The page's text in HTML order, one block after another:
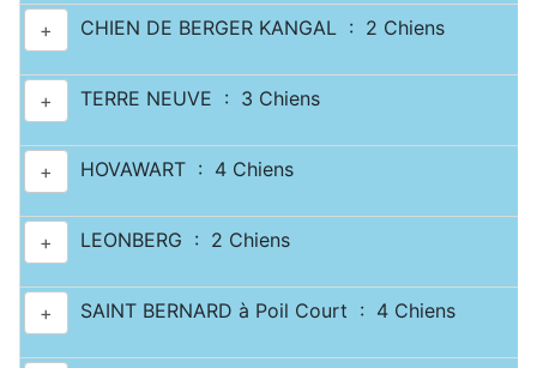
+ CHIEN DE BERGER KANGAL : 2 Chiens
+ TERRE NEUVE : 3 Chiens
+ HOVAWART : 4 Chiens
+ LEONBERG : 2 Chiens
+ SAINT BERNARD à Poil Court : 4 Chiens